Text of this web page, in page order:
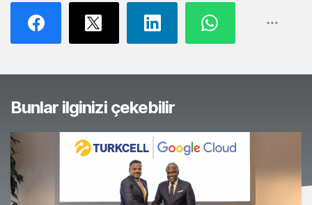
Bunlar ilginizi çekebilir